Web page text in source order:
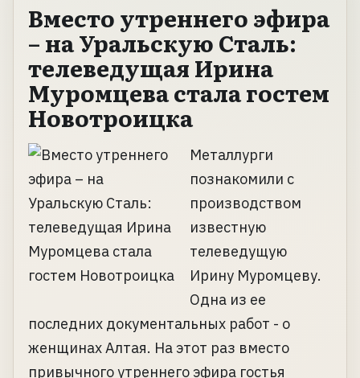
Вместо утреннего эфира
– на Уральскую Сталь:
телеведущая Ирина
Муромцева стала гостем
Новотроицка
Металлурги
познакомили с
производством
известную
телеведущую
Ирину Муромцеву.
Одна из ее
последних документальных работ - о
женщинах Алтая. На этот раз вместо
привычного утреннего эфира гостья